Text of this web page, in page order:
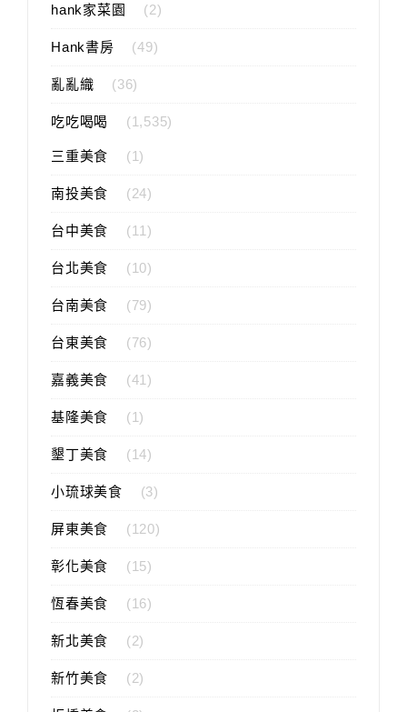
hank家菜園 (2)
Hank書房 (49)
亂亂織 (36)
吃吃喝喝 (1,535)
三重美食 (1)
南投美食 (24)
台中美食 (11)
台北美食 (10)
台南美食 (79)
台東美食 (76)
嘉義美食 (41)
基隆美食 (1)
墾丁美食 (14)
小琉球美食 (3)
屏東美食 (120)
彰化美食 (15)
恆春美食 (16)
新北美食 (2)
新竹美食 (2)